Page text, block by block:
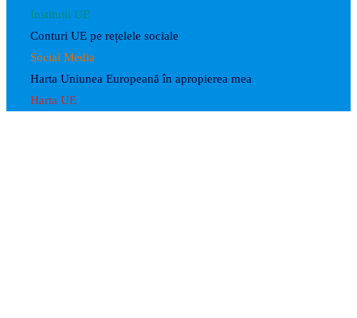
Instituții UE
Conturi UE pe rețelele sociale
Social Media
Harta Uniunea Europeană în apropierea mea
Harta UE